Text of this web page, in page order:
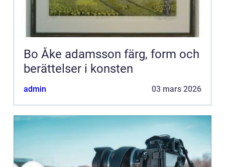
Bo Åke adamsson färg, form och
berättelser i konsten
admin 03 mars 2026